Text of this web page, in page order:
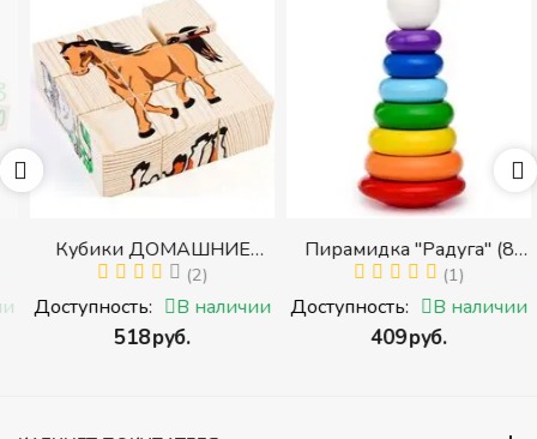
Кубики ДОМАШНИЕ
ЖИВОТНЫЕ (Томик)
(Набор кубиков
разрезных (складных))
(2)
Доступность: В наличии
‍518‍руб.
Пирамидка "Радуга" (8
деталей) (Пирамидка
среднего размера)
(1)
Доступность: В наличии
‍409‍руб.